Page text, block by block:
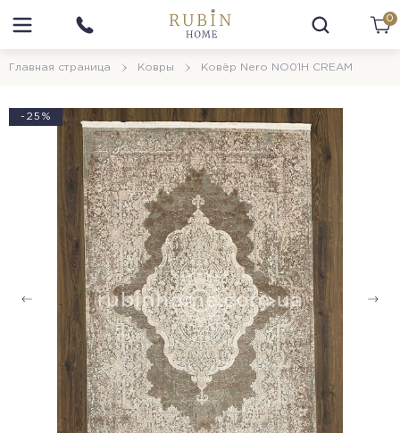
0
Главная страница Ковры Ковёр Nero NO01H CREAM
-25%